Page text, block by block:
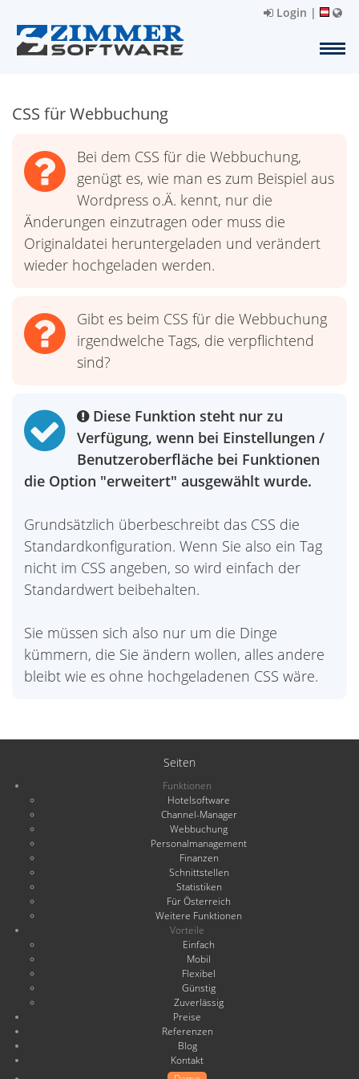
Login |
CSS für Webbuchung
Bei dem CSS für die Webbuchung,
genügt es, wie man es zum Beispiel aus
Wordpress o.Ä. kennt, nur die
Änderungen einzutragen oder muss die
Originaldatei heruntergeladen und verändert
wieder hochgeladen werden.
Gibt es beim CSS für die Webbuchung
irgendwelche Tags, die verpflichtend
sind?
Diese Funktion steht nur zu
Verfügung, wenn bei Einstellungen /
Benutzeroberfläche bei Funktionen
die Option "erweitert" ausgewählt wurde.
Grundsätzlich überbeschreibt das CSS die
Standardkonfiguration. Wenn Sie also ein Tag
nicht im CSS angeben, so wird einfach der
Standardwert beibehalten.
Sie müssen sich also nur um die Dinge
kümmern, die Sie ändern wollen, alles andere
bleibt wie es ohne hochgeladenen CSS wäre.
Seiten
Funktionen
Hotelsoftware
Channel-Manager
Webbuchung
Personalmanagement
Finanzen
Schnittstellen
Statistiken
Für Österreich
Weitere Funktionen
Vorteile
Einfach
Mobil
Flexibel
Günstig
Zuverlässig
Preise
Referenzen
Blog
Kontakt